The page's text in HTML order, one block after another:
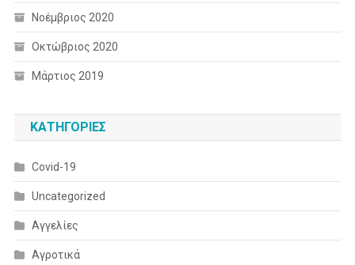
Νοέμβριος 2020
Οκτώβριος 2020
Μάρτιος 2019
KΑΤΗΓΟΡΊΕΣ
Covid-19
Uncategorized
Αγγελίες
Αγροτικά